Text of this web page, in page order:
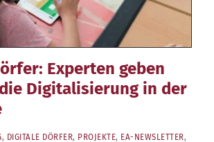
Experten geben
Digitalisierung in der
, DIGITALE DÖRFER, PROJEKTE, EA-NEWSLETTER,